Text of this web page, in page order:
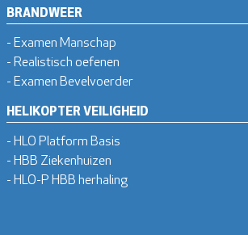
BRANDWEER
- Examen Manschap
- Realistisch oefenen
- Examen Bevelvoerder
HELIKOPTER VEILIGHEID
- HLO Platform Basis
- HBB Ziekenhuizen
- HLO-P HBB herhaling